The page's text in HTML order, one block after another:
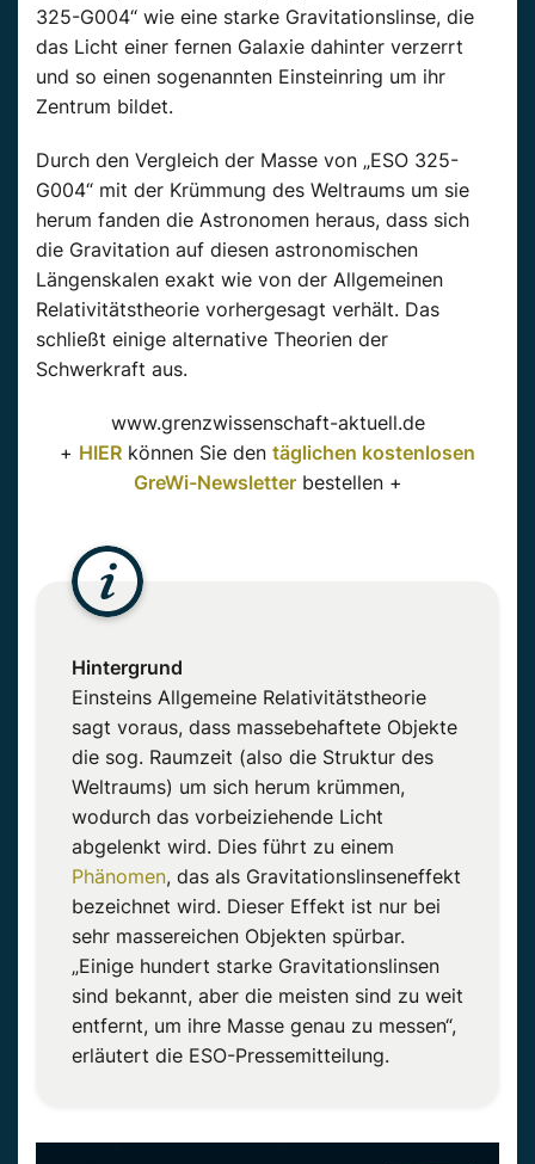
325-G004“ wie eine starke Gravitationslinse, die
das Licht einer fernen Galaxie dahinter verzerrt
und so einen sogenannten Einsteinring um ihr
Zentrum bildet.
Durch den Vergleich der Masse von „ESO 325-
G004“ mit der Krümmung des Weltraums um sie
herum fanden die Astronomen heraus, dass sich
die Gravitation auf diesen astronomischen
Längenskalen exakt wie von der Allgemeinen
Relativitätstheorie vorhergesagt verhält. Das
schließt einige alternative Theorien der
Schwerkraft aus.
www.grenzwissenschaft-aktuell.de
+ HIER können Sie den täglichen kostenlosen
GreWi-Newsletterbestellen +
Hintergrund
Einsteins Allgemeine Relativitätstheorie
sagt voraus, dass massebehaftete Objekte
die sog. Raumzeit (also die Struktur des
Weltraums) um sich herum krümmen,
wodurch das vorbeiziehende Licht
abgelenkt wird. Dies führt zu einem
Phänomen, das als Gravitationslinseneffekt
bezeichnet wird. Dieser Effekt ist nur bei
sehr massereichen Objekten spürbar.
„Einige hundert starke Gravitationslinsen
sind bekannt, aber die meisten sind zu weit
entfernt, um ihre Masse genau zu messen“,
erläutert die ESO-Pressemitteilung.